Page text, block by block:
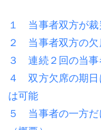
相続・遺言
離婚（夫婦間トラ
企業法務
労働問題（解雇，
離婚（夫婦間トラ
企業法務
労働問題（解雇，
刑事弁護
１ 当事者双方が裁
２ 当事者双方の欠
３ 連続２回の当事
４ 双方欠席の期日
は可能
５ 当事者の一方だ